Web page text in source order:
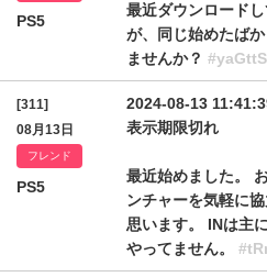
PS5
最近ダウンロード
が、同じ始めたば
ませんか？
[311]
08月13日
フレンド
PS5
2024-08-13
表示期限切れ
最近始めました。
ンチャーを気軽に
思います。 INは主
やってません。